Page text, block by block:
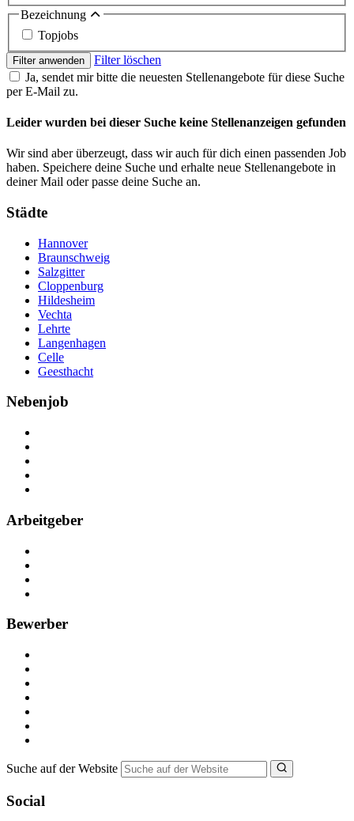
Bezeichnung
Topjobs
Filter anwenden
Filter löschen
Ja, sendet mir bitte die neuesten Stellenangebote für diese Suche
per E-Mail zu.
Leider wurden bei dieser Suche keine Stellenanzeigen gefunden
Wir sind aber überzeugt, dass wir auch für dich einen passenden Job
haben. Speichere deine Suche und erhalte neue Stellenangebote in
deiner Mail oder passe deine Suche an.
Städte
Hannover
Braunschweig
Salzgitter
Cloppenburg
Hildesheim
Vechta
Lehrte
Langenhagen
Celle
Geesthacht
Nebenjob
Arbeitgeber
Bewerber
Suche auf der Website
Social